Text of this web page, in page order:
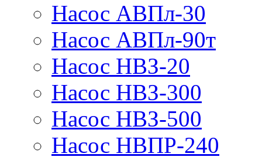
Насос АВПл-30
Насос АВПл-90т
Насос НВЗ-20
Насос НВЗ-300
Насос НВЗ-500
Насос НВПР-240